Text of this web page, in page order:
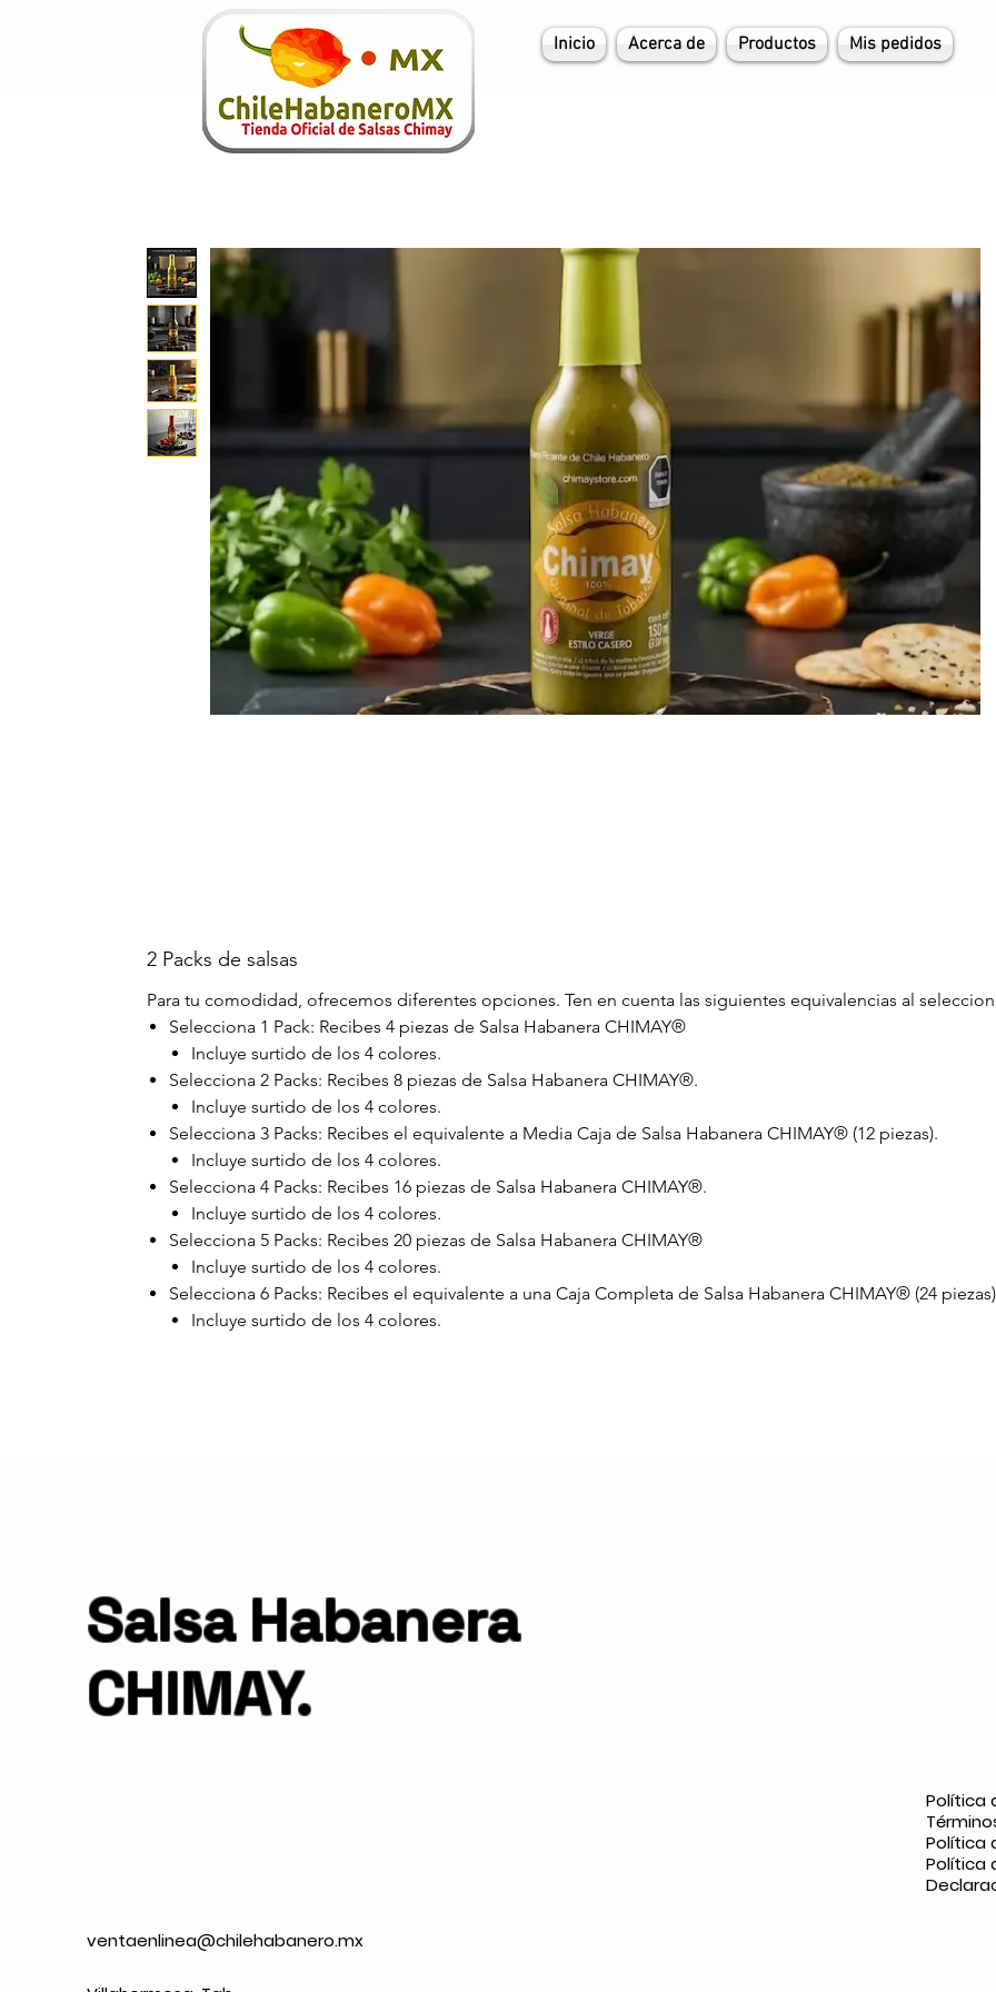
Inicio Acerca de Productos Mis pedidos
2 Packs de salsas
Para tu comodidad, ofrecemos diferentes opciones. Ten en cuenta las siguientes equivalencias al
Selecciona 1 Pack: Recibes 4 piezas de Salsa Habanera CHIMAY®
Incluye surtido de los 4 colores.
Selecciona 2 Packs: Recibes 8 piezas de Salsa Habanera CHIMAY®.
Incluye surtido de los 4 colores.
Selecciona 3 Packs: Recibes el equivalente a Media Caja de Salsa Habanera CHIMAY® (12 piezas).
Incluye surtido de los 4 colores.
Selecciona 4 Packs: Recibes 16 piezas de Salsa Habanera CHIMAY®.
Incluye surtido de los 4 colores.
Selecciona 5 Packs: Recibes 20 piezas de Salsa Habanera CHIMAY®
Incluye surtido de los 4 colores.
Selecciona 6 Packs: Recibes el equivalente a una Caja Completa de Salsa Habanera CHIMAY® (24
Incluye surtido de los 4 colores.
Salsa Habanera
CHIMAY.
ventaenlinea@chilehabanero.mx
Política
Política
Política